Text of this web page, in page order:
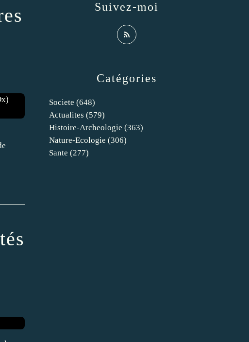
Catégories
Societe (648)
Actualites (579)
Histoire-Archeologie (363)
Nature-Ecologie (306)
Sante (277)
Suivez-moi